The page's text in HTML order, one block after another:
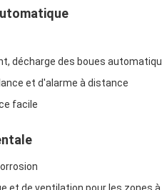
décharge des boues
et d'alarme à distance
facile